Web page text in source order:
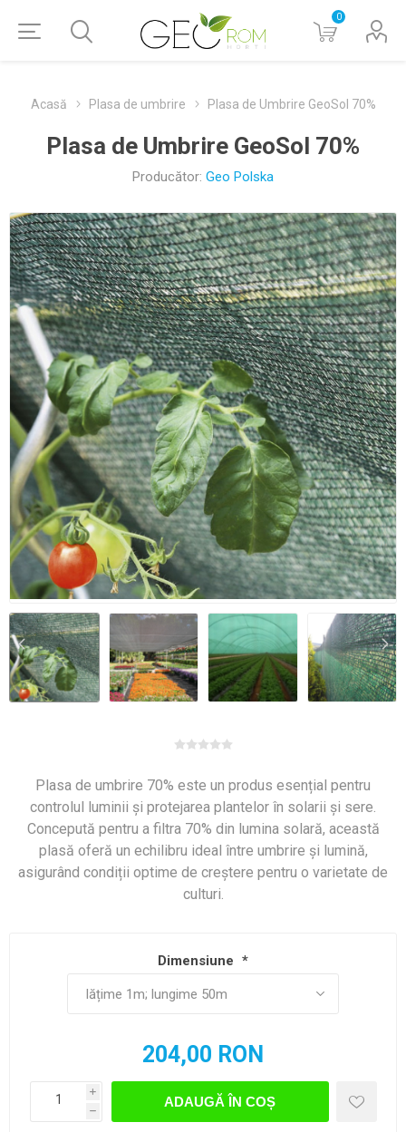
0
Acasă Plasa de umbrire Plasa de Umbrire GeoSol 70%
Plasa de Umbrire GeoSol 70%
Producător: Geo Polska
Plasa de umbrire 70% este un produs esențial pentru
controlul luminii și protejarea plantelor în solarii și sere.
Concepută pentru a filtra 70% din lumina solară, această
plasă oferă un echilibru ideal între umbrire și lumină,
asigurând condiții optime de creștere pentru o varietate de
culturi.
Dimensiune *
204,00 RON
i
h
ADAUGĂ ÎN COȘ